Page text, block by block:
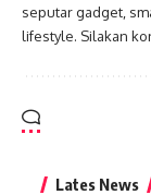
seputar gadget,
lifestyle. Silakan
Lates News